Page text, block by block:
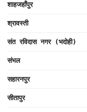
शाहजहाँपुर
श्रावस्ती
संत रविदास नगर (भदोही)
संभल
सहारनपुर
सीतापुर